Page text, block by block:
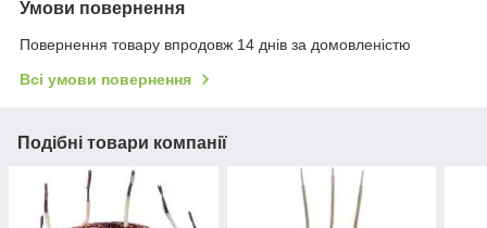
Умови повернення
Повернення товару впродовж 14 днів за домовленістю
Всі умови повернення
Подібні товари компанії